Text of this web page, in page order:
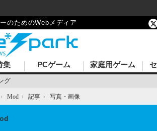
のためのWebメディア
グ
集 PCゲーム 家庭用ゲーム
› Mod › 記事 › 写真・画像